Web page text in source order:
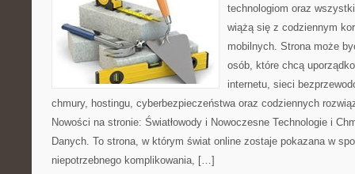
technologiom oraz
wiążą się z codziennym
mobilnych. Strona może
osób, które chcą
internetu, sieci
chmury, hostingu, cyberbezpieczeństwa oraz codziennych
Nowości na stronie: Światłowody i Nowoczesne Technologie i
Danych. To strona, w którym świat online zostaje pokazana w
niepotrzebnego komplikowania, […]